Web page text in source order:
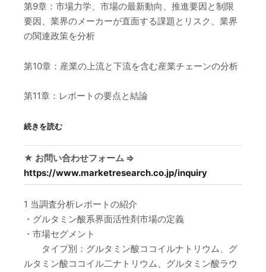
第9章：市場力学、市場の最新動向、推進要因と制限
要因、業界のメーカーが直面する課題とリスク、業界
の関連政策を分析
第10章：産業の上流と下流を含む産業チェーンの分析
第11章：レポートの要点と結論
続きを読む
★ お問い合わせフォーム ⇒
https://www.marketresearch.co.jp/inquiry
1 当調査分析レポートの紹介
・グルタミン酸系界面活性剤市場の定義
・市場セグメント
タイプ別：グルタミン酸ココイルナトリウム、グ
ルタミン酸ココイル二ナトリウム、グルタミン酸ラウ